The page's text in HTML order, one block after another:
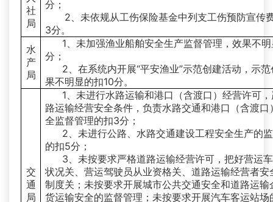
社
局
分；
2、未依规从工伤保险基金中列支工伤预防宣传
3分。
水
产
局
1、未加强渔业船舶安全生产监督管理，效果不
分；
2、在系统内开展“平安渔业”示范创建活动，示
果不明显的扣10分。
交
通
局
1、未进行水路运输和港口（含渡口）经营许可
路运输经营安全条件，负责水路交通和港口（含渡口
全监督管理的扣3分；
2、未进行公路、水路交通建设工程安全生产的
的扣5分；
3、未按要求严格道路运输经营许可，把好营运
状况关、营运驾驶员从业资格关、道路运输经营者安
制度关；未按要求开展城市公共交通安全和道路运输
货运输安全的监督管理；未按要求开展汽车客运站场